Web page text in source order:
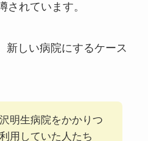
されています。
新しい病院にするケース
明生病院をかかりつ
用していた人たち